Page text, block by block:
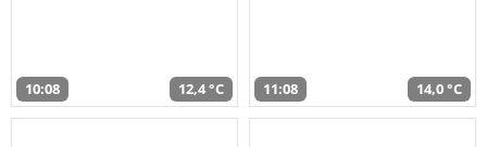
10:08 12,4 °C 11:08 14,0 °C